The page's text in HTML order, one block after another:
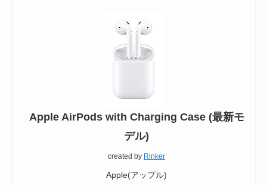
Apple AirPods with Charging Case (最新モ
デル)
created by Rinker
Apple(アップル)